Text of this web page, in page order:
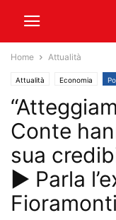
Home Attualità
Attualità Economia
Conte
sua
► Parla
Fioramonti